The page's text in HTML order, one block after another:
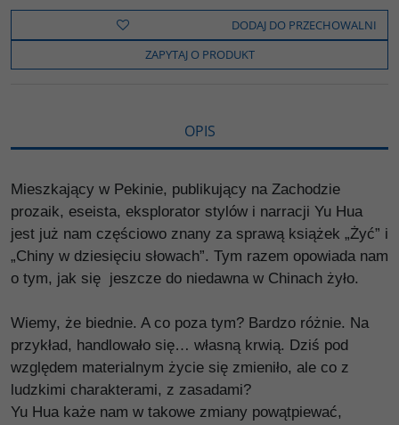
e
o
k
t
t
e
o
y
i
n
k
z
e
l
s
DODAJ DO PRZECHOWALNI
ZAPYTAJ O PRODUKT
OPIS
Mieszkający w Pekinie, publikujący na Zachodzie
prozaik, eseista, eksplorator stylów i narracji Yu Hua
jest już nam częściowo znany za sprawą książek „Żyć” i
„Chiny w dziesięciu słowach”. Tym razem opowiada nam
o tym, jak się jeszcze do niedawna w Chinach żyło.
Wiemy, że biednie. A co poza tym? Bardzo różnie. Na
przykład, handlowało się… własną krwią. Dziś pod
względem materialnym życie się zmieniło, ale co z
ludzkimi charakterami, z zasadami?
Yu Hua każe nam w takowe zmiany powątpiewać,